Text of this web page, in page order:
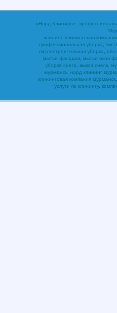
«Норд Клининг» -
клининг клининговая
профессиональная уборка
послестроительная уборка
мытье фасадов мытье окон
уборка снега
вывоз снега
мурманск, норд клининг
клининговая компания мурманск
услуги по клинингу,